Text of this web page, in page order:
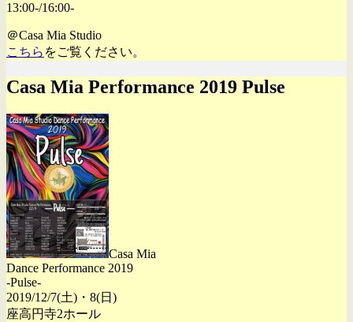
13:00-/16:00-
＠Casa Mia Studio
こちら をご覧ください。
Casa Mia Performance 2019 Pulse
Casa Mia
Dance Performance 2019
-Pulse-
2019/12/7(土)・8(日)
座高円寺2ホール